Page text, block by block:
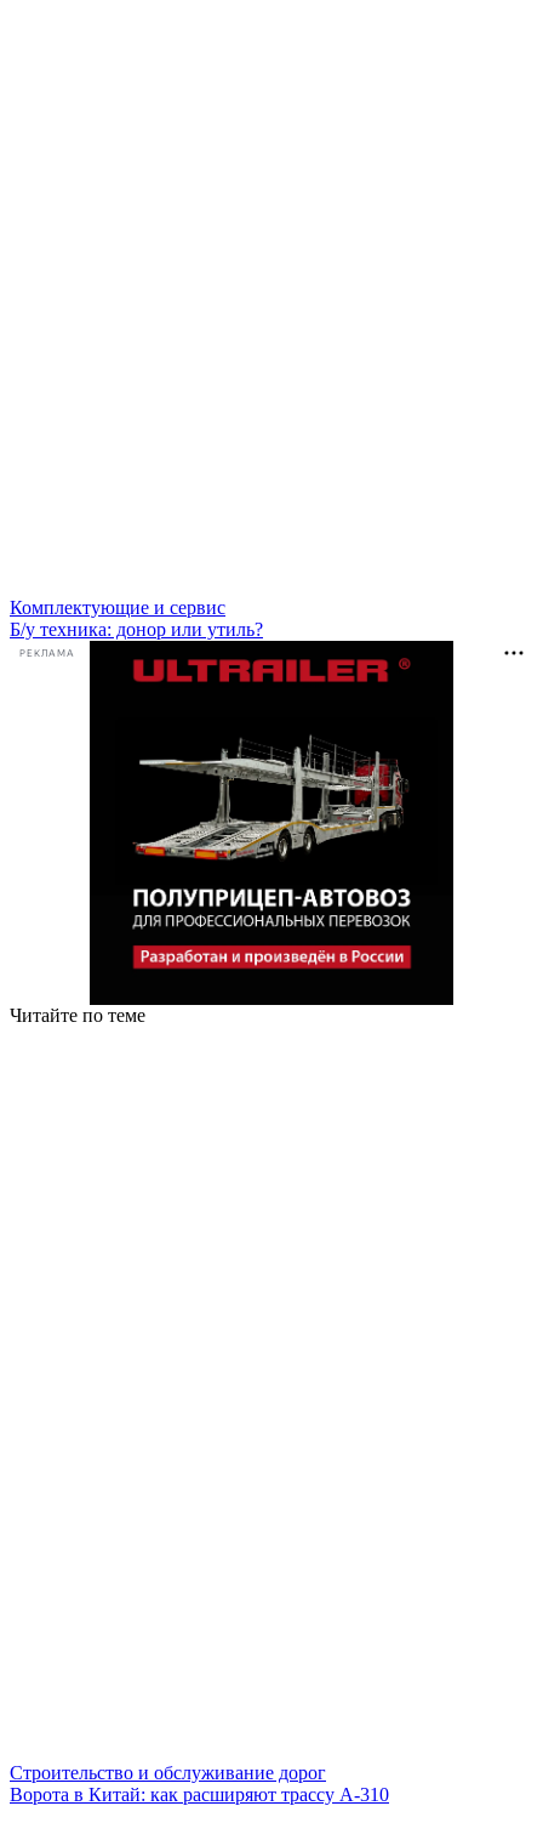
Комплектующие и сервис
Б/у техника: донор или утиль?
РЕКЛАМА
Читайте по теме
Строительство и обслуживание дорог
Ворота в Китай: как расширяют трассу А-310